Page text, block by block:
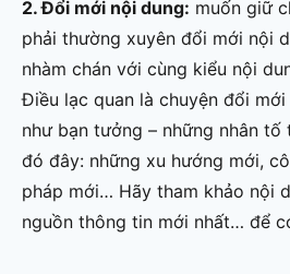
2. Đổi mới nội dung: muốn giữ
phải thường xuyên đổi mới nội
nhàm chán với cùng kiểu nội
Điều lạc quan là chuyện đổi
như bạn tưởng – những nhân
đó đây: những xu hướng mới,
pháp mới… Hãy tham khảo nội
nguồn thông tin mới nhất… để